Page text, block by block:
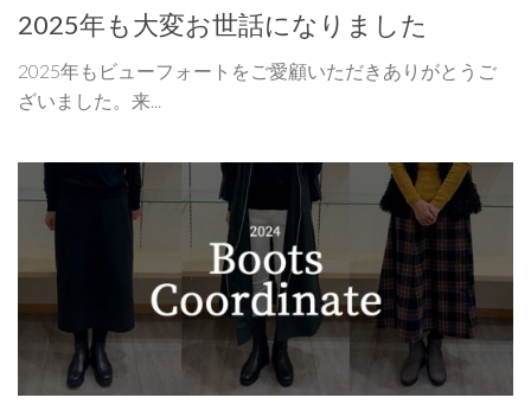
2025年も大変お世話になりました
2025年もビューフォートをご愛顧いただきありがとうご
ざいました。来...